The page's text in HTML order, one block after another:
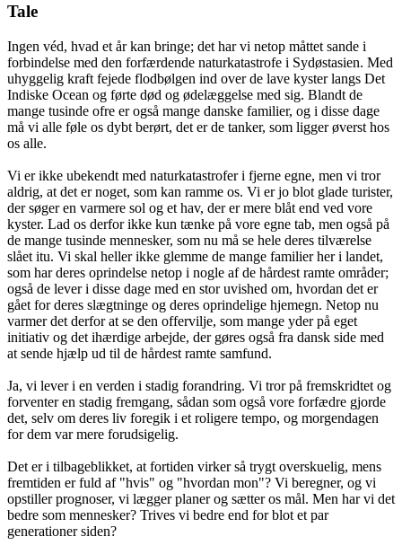
Tale
Ingen véd, hvad et år kan bringe; det har vi netop måttet sande i
forbindelse med den forfærdende naturkatastrofe i Sydøstasien. Med
uhyggelig kraft fejede flodbølgen ind over de lave kyster langs Det
Indiske Ocean og førte død og ødelæggelse med sig. Blandt de
mange tusinde ofre er også mange danske familier, og i disse dage
må vi alle føle os dybt berørt, det er de tanker, som ligger øverst hos
os alle.
Vi er ikke ubekendt med naturkatastrofer i fjerne egne, men vi tror
aldrig, at det er noget, som kan ramme os. Vi er jo blot glade turister,
der søger en varmere sol og et hav, der er mere blåt end ved vore
kyster. Lad os derfor ikke kun tænke på vore egne tab, men også på
de mange tusinde mennesker, som nu må se hele deres tilværelse
slået itu. Vi skal heller ikke glemme de mange familier her i landet,
som har deres oprindelse netop i nogle af de hårdest ramte områder;
også de lever i disse dage med en stor uvished om, hvordan det er
gået for deres slægtninge og deres oprindelige hjemegn. Netop nu
varmer det derfor at se den offervilje, som mange yder på eget
initiativ og det ihærdige arbejde, der gøres også fra dansk side med
at sende hjælp ud til de hårdest ramte samfund.
Ja, vi lever i en verden i stadig forandring. Vi tror på fremskridtet og
forventer en stadig fremgang, sådan som også vore forfædre gjorde
det, selv om deres liv foregik i et roligere tempo, og morgendagen
for dem var mere forudsigelig.
Det er i tilbageblikket, at fortiden virker så trygt overskuelig, mens
fremtiden er fuld af "hvis" og "hvordan mon"? Vi beregner, og vi
opstiller prognoser, vi lægger planer og sætter os mål. Men har vi det
bedre som mennesker? Trives vi bedre end for blot et par
generationer siden?